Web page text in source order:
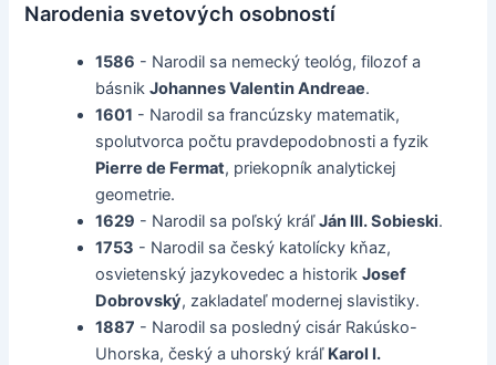
Narodenia svetových osobností
1586 - Narodil sa nemecký teológ, filozof a
básnikJohannes Valentin Andreae.
1601 - Narodil sa francúzsky matematik,
spolutvorca počtu pravdepodobnosti a fyzik
Pierre de Fermat, priekopník analytickej
geometrie.
1629 - Narodil sa poľský kráľJán III. Sobieski.
1753 - Narodil sa český katolícky kňaz,
osvietenský jazykovedec a historikJosef
Dobrovský, zakladateľ modernej slavistiky.
1887 - Narodil sa posledný cisár Rakúsko-
Uhorska, český a uhorský kráľ Karol I.